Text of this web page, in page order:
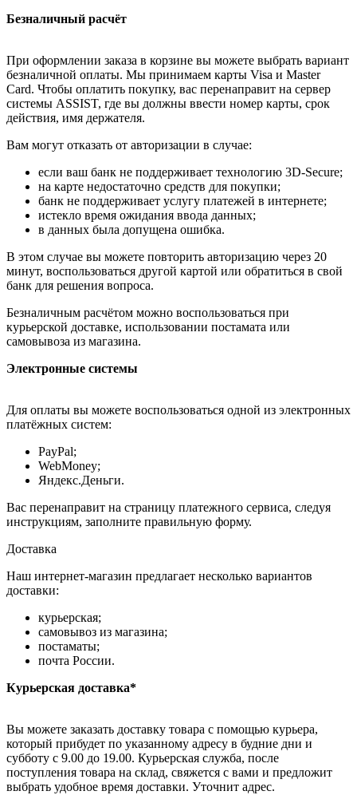
Безналичный расчёт
При оформлении заказа в корзине вы можете выбрать вариант
безналичной оплаты. Мы принимаем карты Visa и Master
Card. Чтобы оплатить покупку, вас перенаправит на сервер
системы ASSIST, где вы должны ввести номер карты, срок
действия, имя держателя.
Вам могут отказать от авторизации в случае:
если ваш банк не поддерживает технологию 3D-Secure;
на карте недостаточно средств для покупки;
банк не поддерживает услугу платежей в интернете;
истекло время ожидания ввода данных;
в данных была допущена ошибка.
В этом случае вы можете повторить авторизацию через 20
минут, воспользоваться другой картой или обратиться в свой
банк для решения вопроса.
Безналичным расчётом можно воспользоваться при
курьерской доставке, использовании постамата или
самовывоза из магазина.
Электронные системы
Для оплаты вы можете воспользоваться одной из электронных
платёжных систем:
PayPal;
WebMoney;
Яндекс.Деньги.
Вас перенаправит на страницу платежного сервиса, следуя
инструкциям, заполните правильную форму.
Доставка
Наш интернет-магазин предлагает несколько вариантов
доставки:
курьерская;
самовывоз из магазина;
постаматы;
почта России.
Курьерская доставка*
Вы можете заказать доставку товара с помощью курьера,
который прибудет по указанному адресу в будние дни и
субботу с 9.00 до 19.00. Курьерская служба, после
поступления товара на склад, свяжется с вами и предложит
выбрать удобное время доставки. Уточнит адрес.